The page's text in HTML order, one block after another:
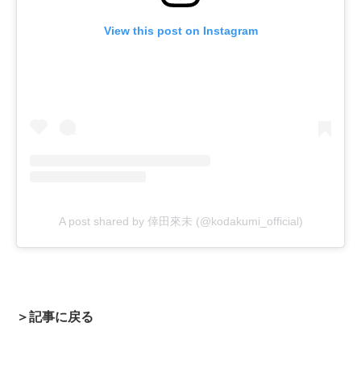
View this post on Instagram
A post shared by 倖田來未 (@kodakumi_official)
＞記事に戻る